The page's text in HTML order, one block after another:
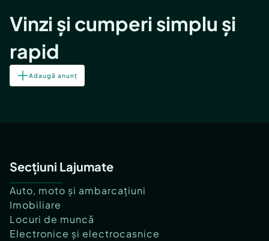
Vinzi și cumperi simplu și
rapid
Adaugă anunț
Secțiuni Lajumate
Auto, moto și ambarcațiuni
Imobiliare
Locuri de muncă
Electronice și electrocasnice